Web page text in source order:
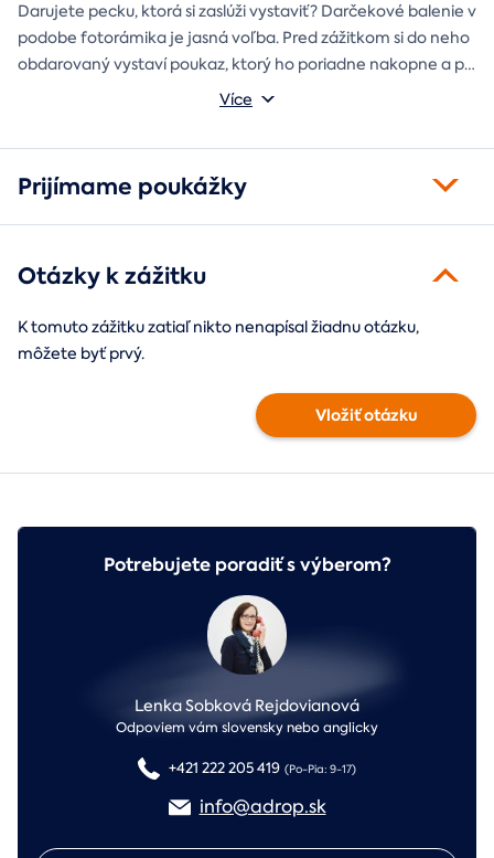
Darujete pecku, ktorá si zaslúži vystaviť? Darčekové balenie v
podobe fotorámika je jasná voľba. Pred zážitkom si do neho
obdarovaný vystaví poukaz, ktorý ho poriadne nakopne a po
absolvovaní tam poputuje fotka zo zážitku, ktorá pri každom
Môžete vybrať z motívov balónový, tunelový a univerzálny
Více
Prijímame poukážky
Otázky k zážitku
K tomuto zážitku zatiaľ nikto nenapísal žiadnu otázku,
môžete byť prvý.
Vložiť otázku
Potrebujete poradiť s výberom?
Lenka Sobková Rejdovianová
Odpoviem vám slovensky nebo anglicky
+421 222 205 419 (Po-Pia: 9-17)
info@adrop.sk